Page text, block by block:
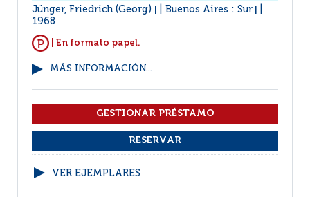
Jünger, Friedrich (Georg) Buenos Aires : Sur
1968
| En formato papel.
MÁS INFORMACIÓN...
VER EJEMPLARES